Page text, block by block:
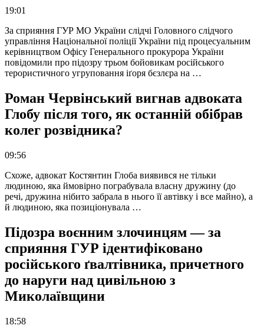
19:01
За сприяння ГУР МО України слідчі Головного слідчого
управління Національної поліції України під процесуальним
керівництвом Офісу Генерального прокурора України
повідомили про підозру трьом бойовикам російського
терористичного угруповання іґоря бєзлєра на …
Роман Червінський вигнав адвоката
Глобу після того, як останній обібрав
колег розвідника?
09:56
Схоже, адвокат Костянтин Глоба виявився не тільки
людиною, яка ймовірно пограбувала власну дружину (до
речі, дружина нібито забрала в нього її автівку і все майно), а
й людиною, яка позиціонувала …
Підозра воєнним злочинцям — за
сприяння ГУР ідентифіковано
російського ґвалтівника, причетного
до наруги над цивільною з
Миколаївщини
18:58